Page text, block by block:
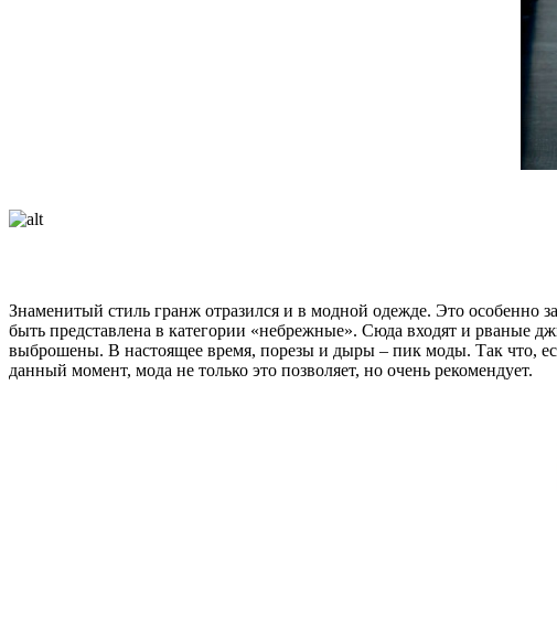
Знаменитый стиль гранж отразился и в модной одежде. Это особенно
быть представлена в категории «небрежные». Сюда входят и рваные
выброшены. В настоящее время, порезы и дыры – пик моды. Так что,
данный момент, мода не только это позволяет, но очень рекомендует.